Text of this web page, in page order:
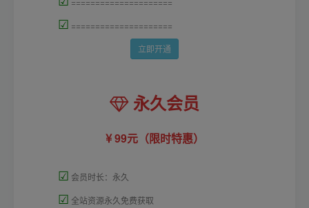
☑ =====================
立即开通
永久会员
99元（限时特惠）
☑ 会员时长：永久
☑ 全站资源永久免费获取